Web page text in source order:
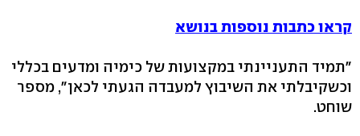
קראו כתבות נוספות בנושא
"תמיד התעניינתי במקצועות של כימיה ומדעים בכללי
וכשקיבלתי את השיבוץ למעבדה הגעתי לכאן", מספר
שוחט.